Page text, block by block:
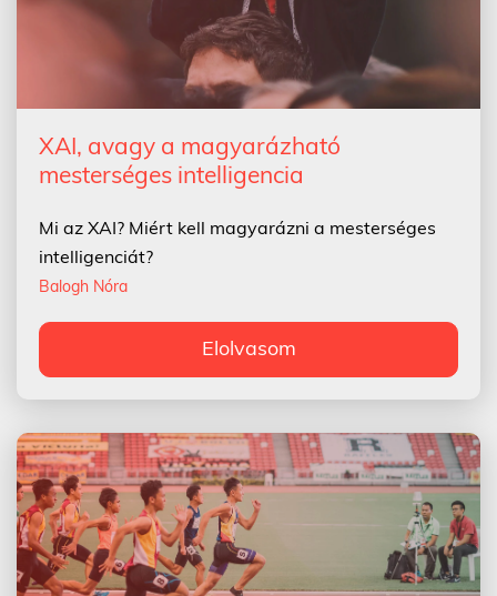
XAI, avagy a magyarázható
mesterséges intelligencia
Mi az XAI? Miért kell magyarázni a mesterséges
intelligenciát?
Balogh Nóra
Elolvasom